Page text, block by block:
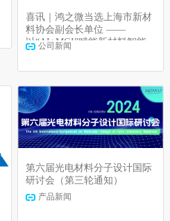
喜讯｜鸿之微当选上海市新材
料协会副会长单位 ——
以“AI+MGI”赋能新材料智能
公司新闻
第六届光电材料分子设计国际
研讨会（第三轮通知）
产品新闻